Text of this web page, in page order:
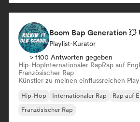
Playlist-Kurator
> 1100 Antworten gegeben
Hip-HopInternationaler RapRap auf
Französischer Rap
Künstler zu meinen einflussreichen
Hip-Hop Internationaler Rap
Rap auf
Französischer Rap